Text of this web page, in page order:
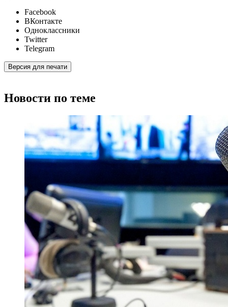
Facebook
ВКонтакте
Одноклассники
Twitter
Telegram
Версия для печати
Новости по теме